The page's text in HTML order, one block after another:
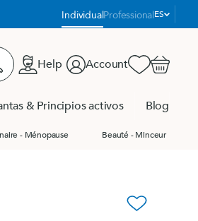
IndividualProfessional
Idioma:
ES
Buscar
Help AccountFavorites
Carrito
& Principios activos Blog
- Ménopause Beauté - Minceur
favorite_border